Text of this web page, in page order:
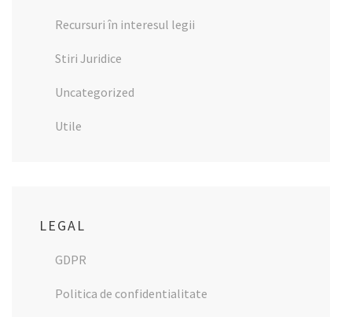
Recursuri în interesul legii
Stiri Juridice
Uncategorized
Utile
LEGAL
GDPR
Politica de confidentialitate